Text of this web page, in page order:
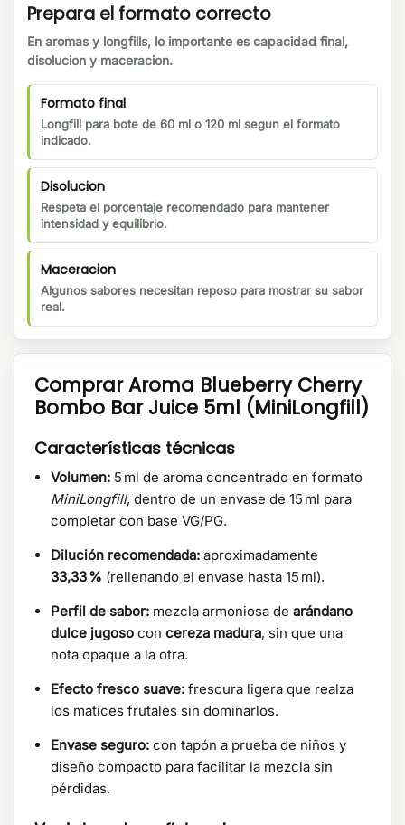
Prepara el formato correcto
En aromas y longfills, lo importante es capacidad final,
disolucion y maceracion.
Formato final
Longfill para bote de 60 ml o 120 ml segun el formato
indicado.
Disolucion
Respeta el porcentaje recomendado para mantener
intensidad y equilibrio.
Maceracion
Algunos sabores necesitan reposo para mostrar su sabor
real.
Comprar Aroma Blueberry Cherry
Bombo Bar Juice 5ml (MiniLongfill)
Características técnicas
Volumen: 5 ml de aroma concentrado en formato
MiniLongfill, dentro de un envase de 15 ml para
completar con base VG/PG.
Dilución recomendada: aproximadamente
33,33 % (rellenando el envase hasta 15 ml).
Perfil de sabor: mezcla armoniosa de arándano
dulce jugoso con cereza madura, sin que una
nota opaque a la otra.
Efecto fresco suave: frescura ligera que realza
los matices frutales sin dominarlos.
Envase seguro: con tapón a prueba de niños y
diseño compacto para facilitar la mezcla sin
pérdidas.